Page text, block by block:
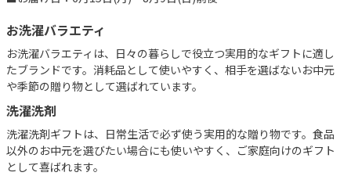
お洗濯バラエティ
お洗濯バラエティは、日々の暮らしで役立つ実用的なギフトに適し
たブランドです。消耗品として使いやすく、相手を選ばないお中元
や季節の贈り物として選ばれています。
洗濯洗剤
洗濯洗剤ギフトは、日常生活で必ず使う実用的な贈り物です。食品
以外のお中元を選びたい場合にも使いやすく、ご家庭向けのギフト
として喜ばれます。